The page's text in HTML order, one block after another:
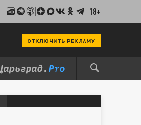
18+
ОТКЛЮЧИТЬ РЕКЛАМУ